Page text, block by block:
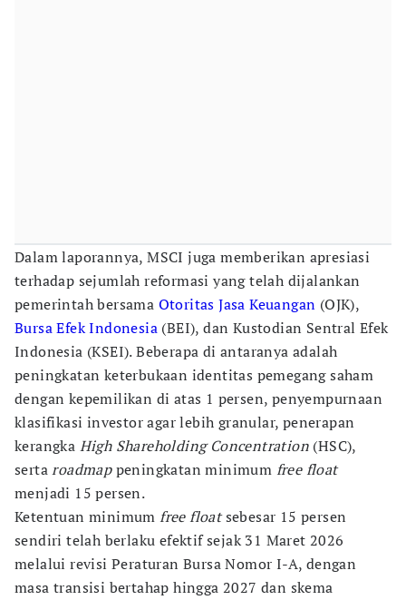
Dalam laporannya, MSCI juga memberikan apresiasi
terhadap sejumlah reformasi yang telah dijalankan
pemerintah bersama Otoritas Jasa Keuangan (OJK),
Bursa Efek Indonesia (BEI), dan Kustodian Sentral Efek
Indonesia (KSEI). Beberapa di antaranya adalah
peningkatan keterbukaan identitas pemegang saham
dengan kepemilikan di atas 1 persen, penyempurnaan
klasifikasi investor agar lebih granular, penerapan
kerangka High Shareholding Concentration (HSC),
sertaroadmappeningkatan minimum free float
menjadi 15 persen.
Ketentuan minimumfree floatsebesar 15 persen
sendiri telah berlaku efektif sejak 31 Maret 2026
melalui revisi Peraturan Bursa Nomor I-A, dengan
masa transisi bertahap hingga 2027 dan skema